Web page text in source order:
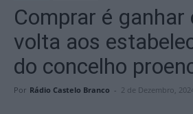
Comprar é ganhar
volta aos
do concelho
Por Rádio Castelo Branco - 2 de Dezembro,